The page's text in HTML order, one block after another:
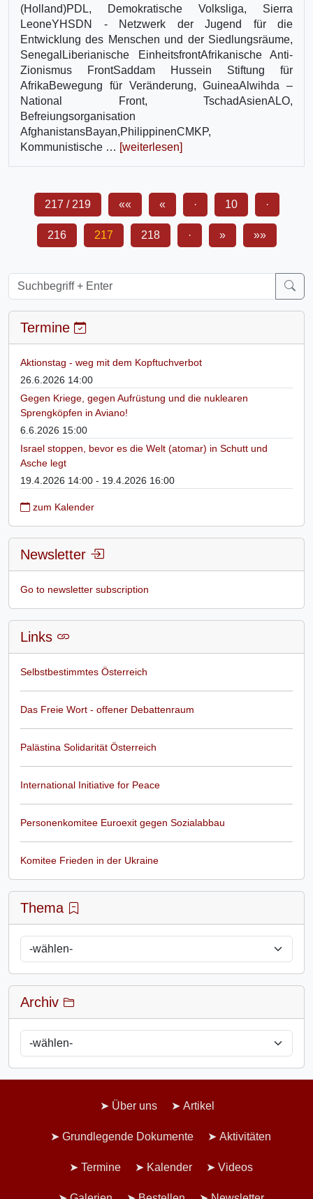
(Holland)PDL, Demokratische Volksliga, Sierra
LeoneYHSDN - Netzwerk der Jugend für die
Entwicklung des Menschen und der Siedlungsräume,
SenegalLiberianische EinheitsfrontAfrikanische Anti-
Zionismus FrontSaddam Hussein Stiftung für
AfrikaBewegung für Veränderung, GuineaAlwihda –
National Front, TschadAsienALO,
Befreiungsorganisation
AfghanistansBayan,PhilippinenCMKP,
Kommunistische … [weiterlesen]
217 / 219 «« « · 10 ·
216 217 218 · » »»
Termine
Aktionstag - weg mit dem Kopftuchverbot
26.6.2026 14:00
Gegen Kriege, gegen Aufrüstung und die nuklearen
Sprengköpfen in Aviano!
6.6.2026 15:00
Israel stoppen, bevor es die Welt (atomar) in Schutt und
Asche legt
19.4.2026 14:00 - 19.4.2026 16:00
zum Kalender
Newsletter
Go to newsletter subscription
Links
Selbstbestimmtes Österreich
Das Freie Wort - offener Debattenraum
Palästina Solidarität Österreich
International Initiative for Peace
Personenkomitee Euroexit gegen Sozialabbau
Komitee Frieden in der Ukraine
Thema
Archiv
Über uns Artikel
Grundlegende Dokumente Aktivitäten
Termine Kalender Videos